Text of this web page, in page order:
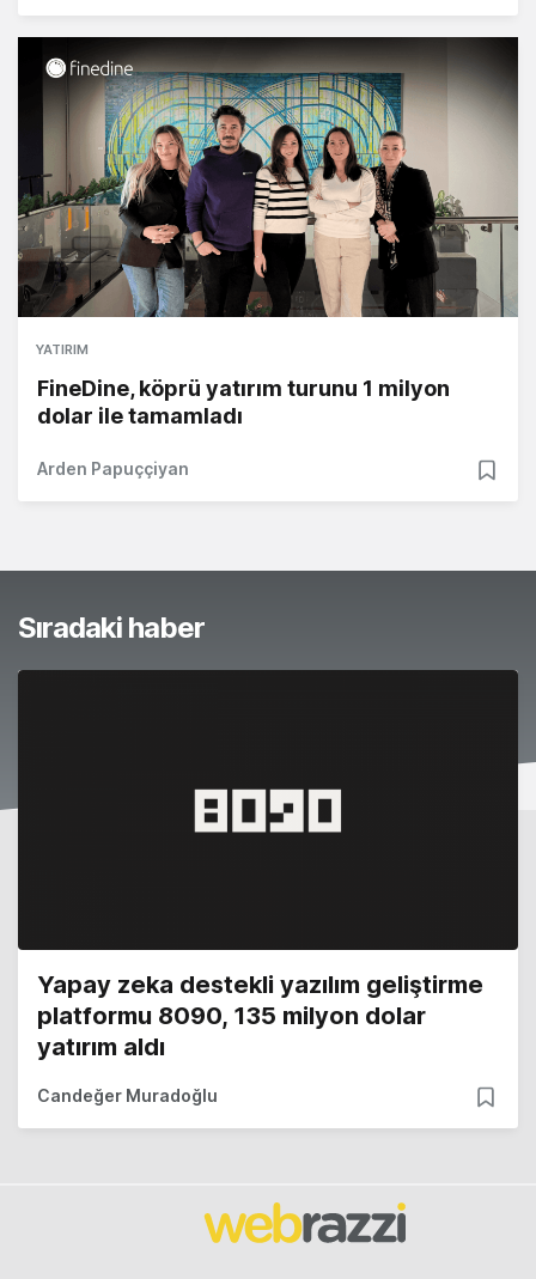
YATIRIM
FineDine, köprü yatırım turunu 1 milyon
dolar ile tamamladı
Arden Papuççiyan
Sıradaki haber
Yapay zeka destekli yazılım geliştirme
platformu 8090, 135 milyon dolar
yatırım aldı
Candeğer Muradoğlu